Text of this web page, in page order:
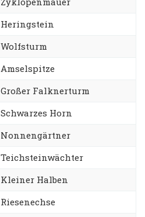
Heringstein
Wolfsturm
Amselspitze
Großer Falknerturm
Schwarzes Horn
Nonnengärtner
Teichsteinwächter
Kleiner Halben
Riesenechse